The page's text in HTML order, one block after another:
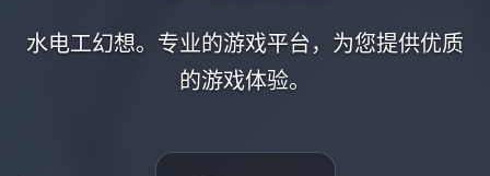
水电工幻想。专业的游戏平台，为您提供优质
的游戏体验。